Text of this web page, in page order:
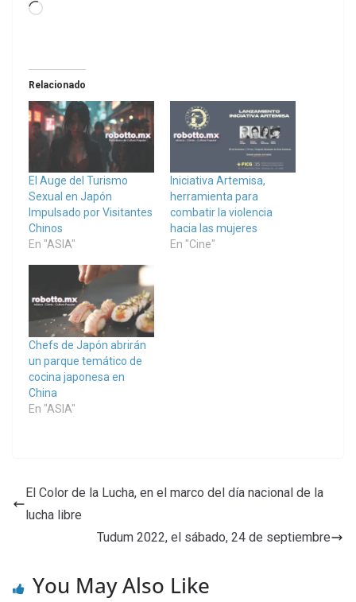
Loading…
Relacionado
El Auge del Turismo
Sexual en Japón
Impulsado por Visitantes
Chinos
En "ASIA"
Iniciativa Artemisa,
herramienta para
combatir la violencia
hacia las mujeres
En "Cine"
Chefs de Japón abrirán
un parque temático de
cocina japonesa en
China
En "ASIA"
El Color de la Lucha, en el marco del día nacional de la
lucha libre
Tudum 2022, el sábado, 24 de septiembre
You May Also Like